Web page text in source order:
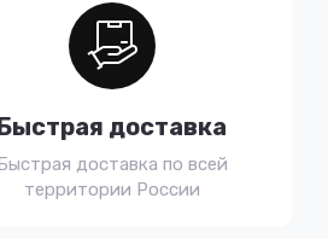
доставка
доставка по всей
территории России